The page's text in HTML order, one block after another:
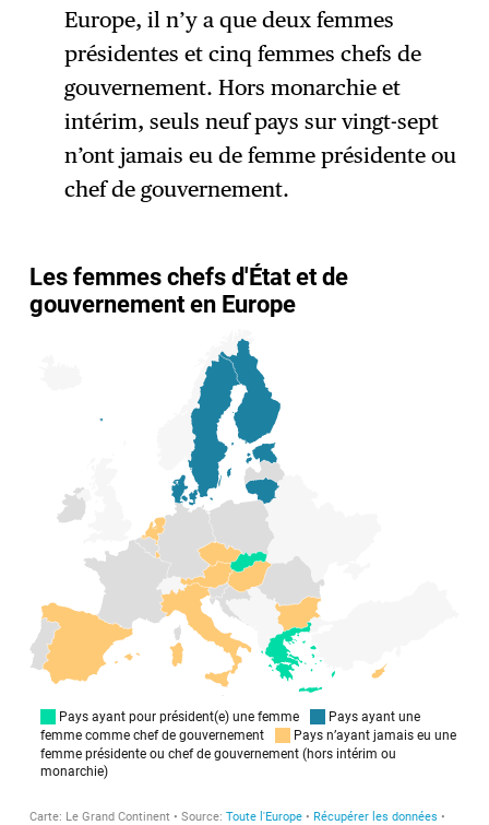
Europe, il n’y a que deux femmes
présidentes et cinq femmes chefs de
gouvernement. Hors monarchie et
intérim, seuls neuf pays sur vingt-sept
n’ont jamais eu de femme présidente ou
chef de gouvernement.